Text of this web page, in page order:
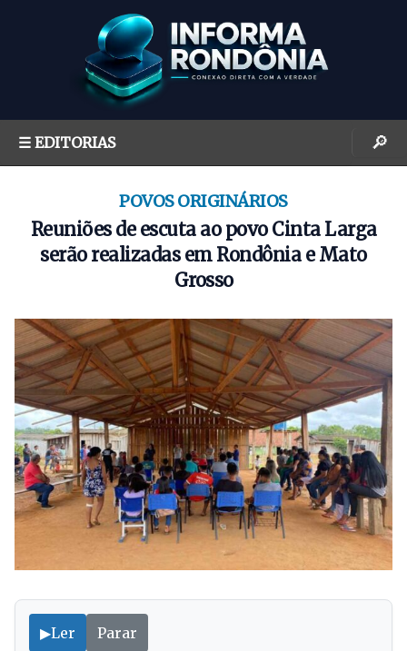
☰ EDITORIAS 🔎
POVOS ORIGINÁRIOS
Reuniões de escuta ao povo Cinta Larga
serão realizadas em Rondônia e Mato
Grosso
▶Ler Parar